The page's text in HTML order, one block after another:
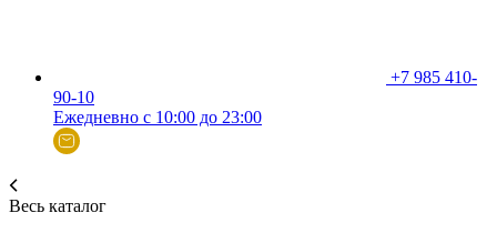
+7 985 410-
90-10
Ежедневно с 10:00 до 23:00
Весь каталог